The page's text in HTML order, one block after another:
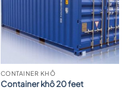
CONTAINER KHÔ
Container khô 20 feet